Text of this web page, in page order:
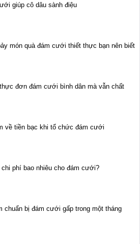
giúp cô dâu sành điệu
món quà đám cưới thiết thực bạn nên biết
đơn đám cưới bình dân mà vẫn chất
về tiền bạc khi tổ chức đám cưới
chi phí bao nhiêu cho đám cưới?
chuẩn bị đám cưới gấp trong một tháng